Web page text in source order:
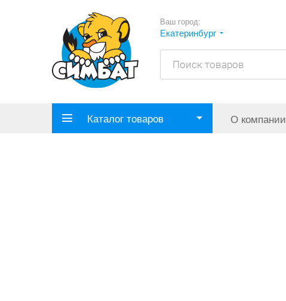
Ваш город:
Екатеринбург
Каталог товаров О компании